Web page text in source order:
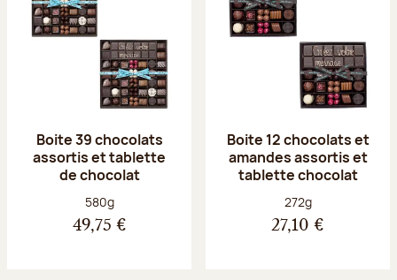
Boite 39 chocolats
assortis et tablette
de chocolat
Poids net :
580g
49,75 €
Boite 12 chocolats et
amandes assortis et
tablette chocolat
Poids net :
272g
27,10 €